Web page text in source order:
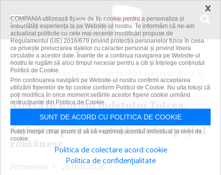
Acasă
Știri
Alertă în nordul judeţului Tulcea, după atacuri cu drone în
Ucraina. Nu...
Alertă în nordul judeţului Tulcea,
după atacuri cu drone în Ucraina. Nu
au fost raportate incidente în spaţiul
românesc
Primanews | 23 mai 2026
×
COMPANIA utilizează fişiere de tip cookie pentru a personaliza și
îmbunătăți experiența ta pe Website-ul nostru. Te informăm că ne-am
actualizat politicile cu cele mai recente modificări propuse de
Regulamentul (UE) 2016/679 privind protecția persoanelor fizice în ceea
ce privește prelucrarea datelor cu caracter personal și privind libera
circulație a acestor date. Înainte de a continua navigarea pe Website-ul
nostru te rugăm să aloci timpul necesar pentru a citi și înțelege conținutul
Politicii de Cookie.
Prin continuarea navigării pe Website-ul nostru confirmi acceptarea
utilizării fişierelor de tip cookie conform Politicii de Cookie. Nu uita totuși că
poți modifica în orice moment setările acestor fişiere cookie urmând
instrucțiunile din Politica de Cookie.
SUNT DE ACORD CU POLITICA DE COOKIE
Puteți merge chiar acum și să vă exprimați acordul individual la nivel de
cookie:
Politica de colectare acord cookie
Politica de confidențialitate